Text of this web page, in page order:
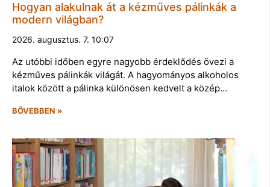
Hogyan alakulnak át a kézműves pálinkák a
modern világban?
2026. augusztus. 7. 10:07
Az utóbbi időben egyre nagyobb érdeklődés övezi a
kézműves pálinkák világát. A hagyományos alkoholos
italok között a pálinka különösen kedvelt a közép…
BŐVEBBEN »